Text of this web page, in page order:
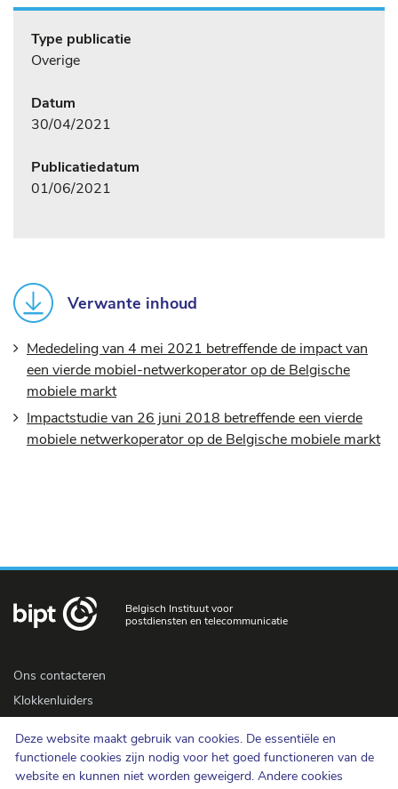
Deze website maakt gebruik van cookies. De essentiële en
functionele cookies zijn nodig voor het goed functioneren van de
website en kunnen niet worden geweigerd. Andere cookies
Type publicatie
Overige
Datum
30/04/2021
Publicatiedatum
01/06/2021
Verwante inhoud
Mededeling van 4 mei 2021 betreffende de impact van
een vierde mobiel-netwerkoperator op de Belgische
mobiele markt
Impactstudie van 26 juni 2018 betreffende een vierde
mobiele netwerkoperator op de Belgische mobiele markt
Belgisch Instituut voor
postdiensten en telecommunicatie
Ons contacteren
Klokkenluiders
Toegankelijkheid
Pers